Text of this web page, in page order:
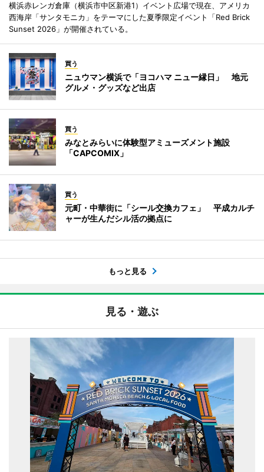
横浜赤レンガ倉庫（横浜市中区新港1）イベント広場で現在、アメリカ
西海岸「サンタモニカ」をテーマにした夏季限定イベント「Red Brick
Sunset 2026」が開催されている。
買う
ニュウマン横浜で「ヨコハマ ニュー縁日」 地元
グルメ・グッズなど出店
買う
みなとみらいに体験型アミューズメント施設
「CAPCOMIX」
買う
元町・中華街に「シール交換カフェ」 平成カルチ
ャーが生んだシル活の拠点に
もっと見る
見る・遊ぶ